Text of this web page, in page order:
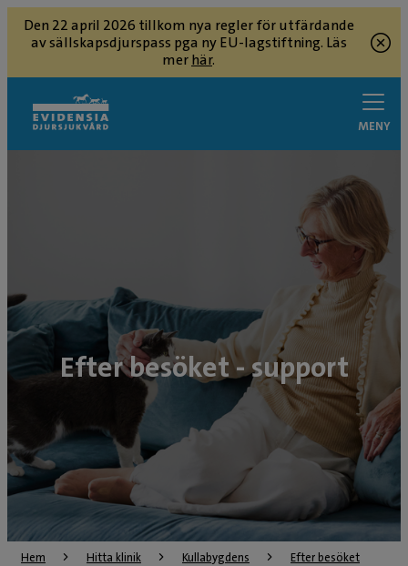
Den 22 april 2026 tillkom nya regler för utfärdande
av sällskapsdjurspass pga ny EU-lagstiftning. Läs
merhär.
MENY
Efter besöket - support
Hem Hitta klinik Kullabygdens Efter besöket